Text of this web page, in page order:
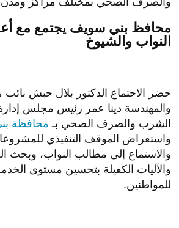
محافظ بني سويف يجتمع مع
النواب والشيوخ
حضر الاجتماع الدكتور بلال حبش
والمهندسة دينا عمر رئيس مجلس
الشرب والصرف الصحي بـ محافظة
واستعراض الموقف التنفيذي
والاستماع إلى مطالب النواب، وبحث
والآليات الكفيلة بتحسين مستوى
للمواطنين.